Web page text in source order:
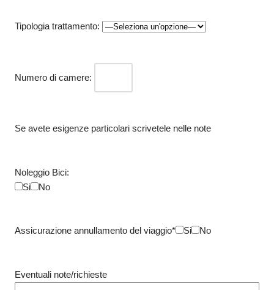
Tipologia trattamento:
Numero di camere:
Se avete esigenze particolari scrivetele nelle note
Noleggio Bici:
Si
No
Assicurazione annullamento del viaggio* Si No
Eventuali note/richieste